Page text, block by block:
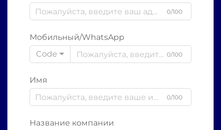
0/100
Мобильный/WhatsApp
Code
0/100
Имя
0/100
Название компании